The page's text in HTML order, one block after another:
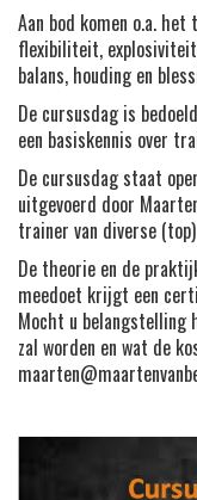
Aan bod komen o.a.
flexibiliteit,
balans, houding en
De cursusdag is
een basiskennis over
De cursusdag staat
uitgevoerd door
trainer van diverse
De theorie en de
meedoet krijgt een
Mocht u belangstelling
zal worden en wat de